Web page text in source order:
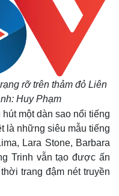
rỡ trên thảm đỏ Liên
Huy Phạm
một dàn sao nổi tiếng
là những siêu mẫu tiếng
Lara Stone, Barbara
Trinh vẫn tạo được ấn
trang đậm nét truyền